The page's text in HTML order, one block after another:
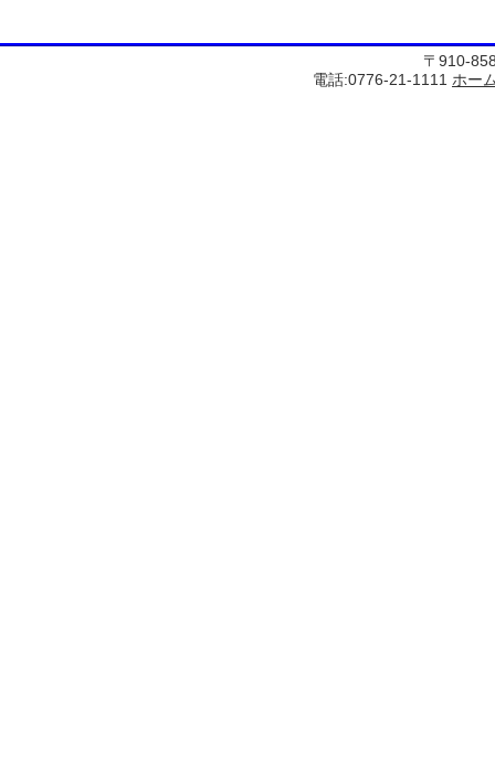
〒910-
電話:0776-21-1111 ホー